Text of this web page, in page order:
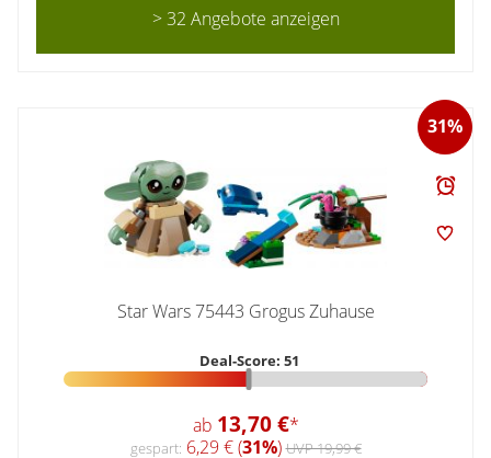
> 32 Angebote anzeigen
31%
Star Wars 75443 Grogus Zuhause
Deal-Score: 51
ab 13,70 €*
gespart: 6,29 € (31%)UVP 19,99 €